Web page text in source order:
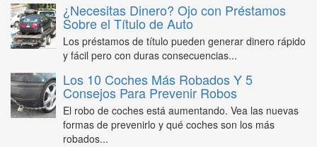
¿Necesitas Dinero? Ojo con Préstamos
Sobre el Título de Auto
Los préstamos de título pueden generar dinero rápido
y fácil pero con duras consecuencias...
Los 10 Coches Más Robados Y 5
Consejos Para Prevenir Robos
El robo de coches está aumentando. Vea las nuevas
formas de prevenirlo y qué coches son los más
robados...